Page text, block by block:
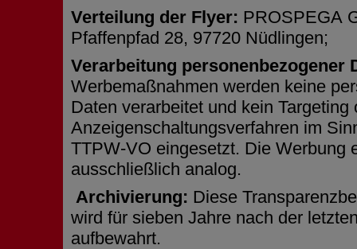
Verteilung der Flyer: PROSPEGA
Pfaffenpfad 28, 97720 Nüdlingen;
Verarbeitung personenbezogener
Werbemaßnahmen werden keine
Daten verarbeitet und kein Targeting
Anzeigenschaltungsverfahren im
TTPW-VO eingesetzt. Die Werbung
ausschließlich analog.
Archivierung: Diese
wird für sieben Jahre nach der
aufbewahrt.